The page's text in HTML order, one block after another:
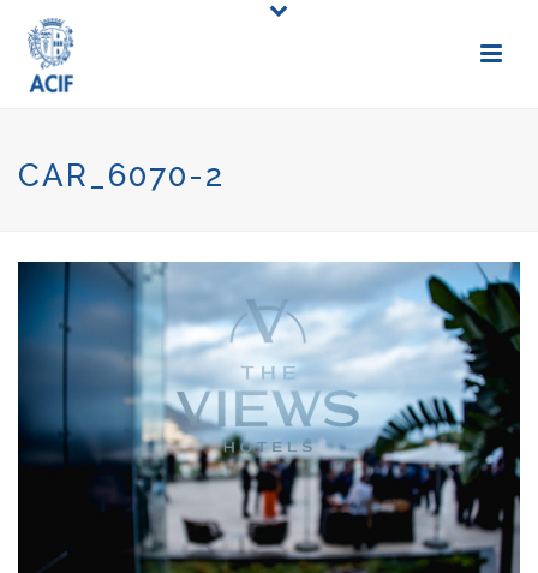
CAR_6070-2